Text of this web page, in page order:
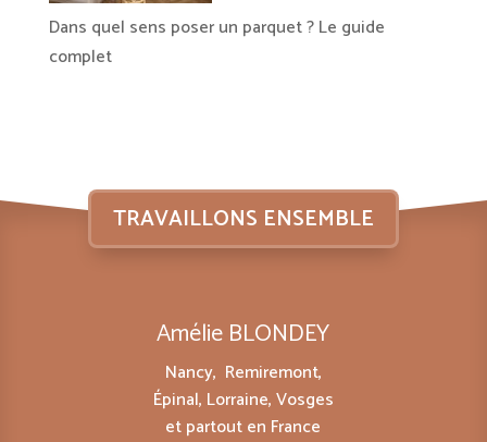
Dans quel sens poser un parquet ? Le guide
complet
TRAVAILLONS ENSEMBLE
Amélie BLONDEY
Nancy, Remiremont,
Épinal, Lorraine, Vosges
et partout en France